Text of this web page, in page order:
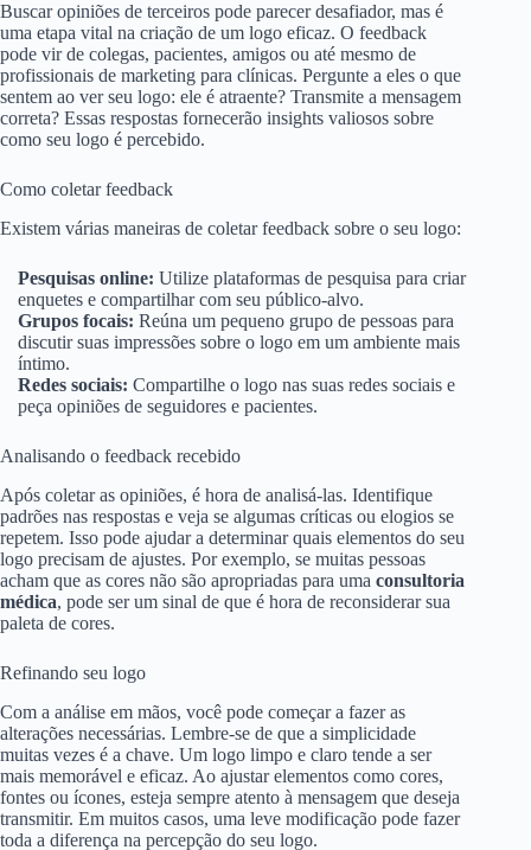
Buscar opiniões de terceiros pode parecer desafiador, mas é
uma etapa vital na criação de um logo eficaz. O feedback
pode vir de colegas, pacientes, amigos ou até mesmo de
profissionais de marketing para clínicas. Pergunte a eles o que
sentem ao ver seu logo: ele é atraente? Transmite a mensagem
correta? Essas respostas fornecerão insights valiosos sobre
como seu logo é percebido.
Como coletar feedback
Existem várias maneiras de coletar feedback sobre o seu logo:
Pesquisas online: Utilize plataformas de pesquisa para criar
enquetes e compartilhar com seu público-alvo.
Grupos focais: Reúna um pequeno grupo de pessoas para
discutir suas impressões sobre o logo em um ambiente mais
íntimo.
Redes sociais: Compartilhe o logo nas suas redes sociais e
peça opiniões de seguidores e pacientes.
Analisando o feedback recebido
Após coletar as opiniões, é hora de analisá-las. Identifique
padrões nas respostas e veja se algumas críticas ou elogios se
repetem. Isso pode ajudar a determinar quais elementos do seu
logo precisam de ajustes. Por exemplo, se muitas pessoas
acham que as cores não são apropriadas para uma consultoria
médica, pode ser um sinal de que é hora de reconsiderar sua
paleta de cores.
Refinando seu logo
Com a análise em mãos, você pode começar a fazer as
alterações necessárias. Lembre-se de que a simplicidade
muitas vezes é a chave. Um logo limpo e claro tende a ser
mais memorável e eficaz. Ao ajustar elementos como cores,
fontes ou ícones, esteja sempre atento à mensagem que deseja
transmitir. Em muitos casos, uma leve modificação pode fazer
toda a diferença na percepção do seu logo.